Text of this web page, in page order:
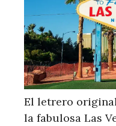
El letrero
la fabulosa Las